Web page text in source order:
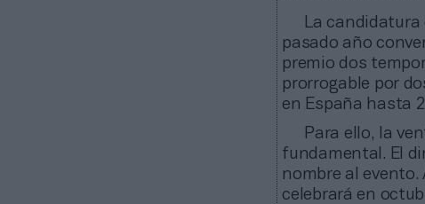
La
pasado año
premio dos
prorrogable por
en España hasta
Para ello, la
fundamental. El
nombre al evento.
celebrará en